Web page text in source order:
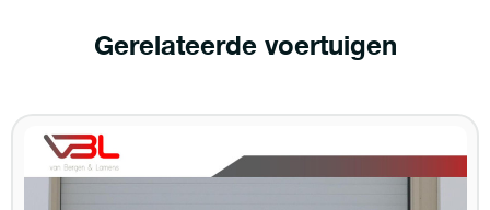
Gerelateerde voertuigen